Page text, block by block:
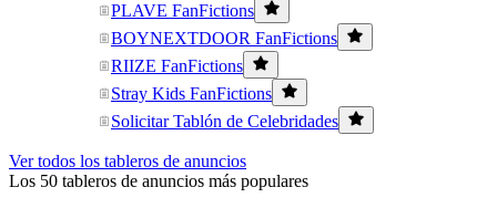
PLAVE FanFictions
BOYNEXTDOOR FanFictions
RIIZE FanFictions
Stray Kids FanFictions
Solicitar Tablón de Celebridades
Ver todos los tableros de anuncios
Los 50 tableros de anuncios más populares